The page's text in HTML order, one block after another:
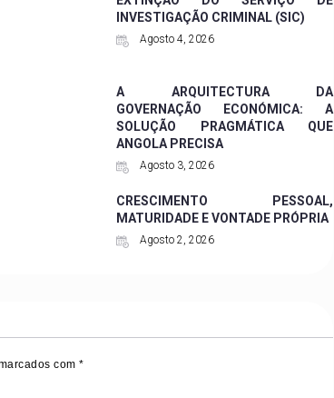
INVESTIGAÇÃO CRIMINAL (SIC)
Agosto 4, 2026
A ARQUITECTURA DA
GOVERNAÇÃO ECONÓMICA: A
SOLUÇÃO PRAGMÁTICA QUE
ANGOLA PRECISA
Agosto 3, 2026
CRESCIMENTO PESSOAL,
MATURIDADE E VONTADE PRÓPRIA
Agosto 2, 2026
com*